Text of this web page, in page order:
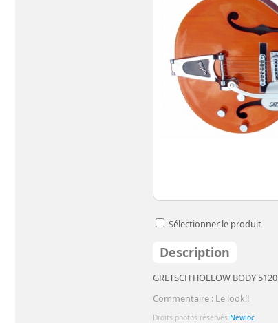
Sélectionner le produit
Description
GRETSCH HOLLOW BODY
Commentaire : Le look!!
Droits photos réservés Newloc